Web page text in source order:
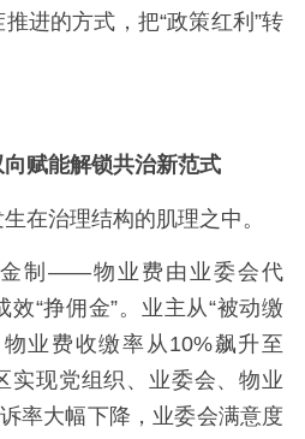
进的方式，把“政策红利”转
赋能解锁共治新范式
在治理结构的肌理之中。
制——物业费由业委会代
“挣佣金”。业主从“被动缴
物业费收缴率从10%飙升至
实现党组织、业委会、物业
率大幅下降，业委会满意度